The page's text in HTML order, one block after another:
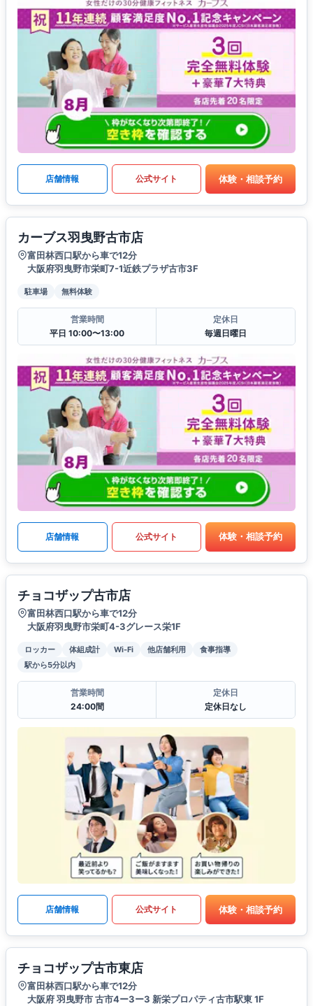
店舗情報 公式サイト 体験・相談予約
カーブス羽曳野古市店
富田林西口駅から車で12分
大阪府羽曳野市栄町7-1近鉄プラザ古市3F
駐車場 無料体験
営業時間
平日 10:00〜13:00
定休日
毎週日曜日
店舗情報 公式サイト 体験・相談予約
チョコザップ古市店
富田林西口駅から車で12分
大阪府羽曳野市栄町4-3グレース栄1F
ロッカー 体組成計 Wi-Fi 他店舗利用
食事指導
駅から5分以内
営業時間
24:00間
定休日
定休日なし
店舗情報 公式サイト 体験・相談予約
チョコザップ古市東店
富田林西口駅から車で12分
大阪府 羽曳野市 古市4ー3ー3 新栄プロパティ古市駅東 1F